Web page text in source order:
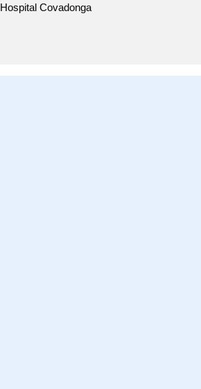
Hospital Covadonga